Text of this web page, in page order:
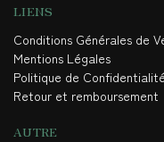
LIENS
Conditions Générales de
Mentions Légales
Politique de Confidentialité
Retour et remboursement
AUTRE